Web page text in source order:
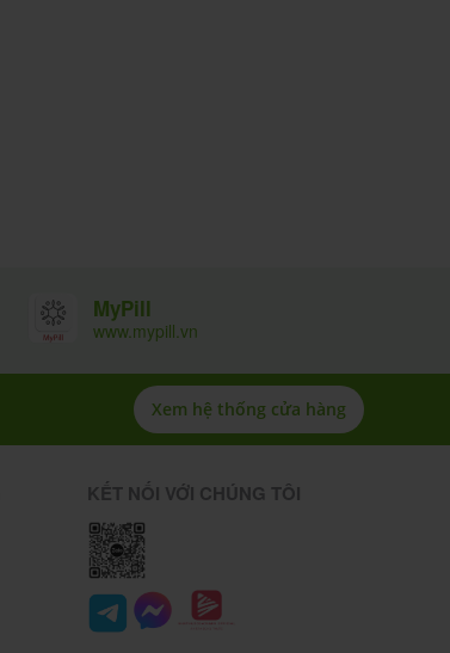
MyPill
www.mypill.vn
Xem hệ thống cửa hàng
KẾT NỐI VỚI CHÚNG TÔI